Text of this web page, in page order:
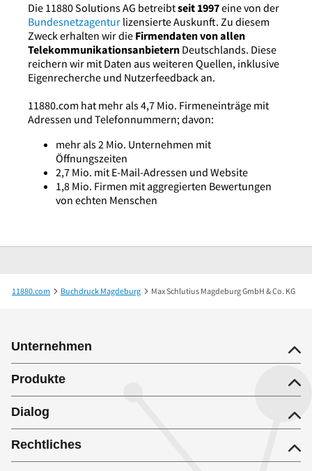
Die 11880 Solutions AG betreibtseit 1997eine von der
Bundesnetzagentur lizensierte Auskunft. Zu diesem
Zweck erhalten wir die Firmendaten von allen
Telekommunikationsanbietern Deutschlands. Diese
reichern wir mit Daten aus weiteren Quellen, inklusive
Eigenrecherche und Nutzerfeedback an.
11880.com hat mehr als 4,7 Mio. Firmeneinträge mit
Adressen und Telefonnummern; davon:
mehr als 2 Mio. Unternehmen mit
Öffnungszeiten
2,7 Mio. mit E-Mail-Adressen und Website
1,8 Mio. Firmen mit aggregierten Bewertungen
von echten Menschen
11880.com Buchdruck Magdeburg Max Schlutius Magdeburg GmbH & Co. KG
Unternehmen
Produkte
Dialog
Rechtliches